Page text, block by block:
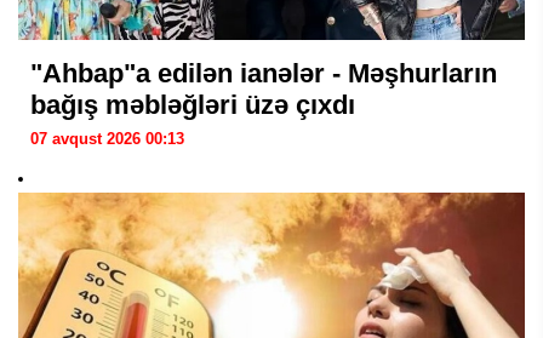
"Ahbap"a edilən ianələr - Məşhurların
bağış məbləğləri üzə çıxdı
07 avqust 2026 00:13